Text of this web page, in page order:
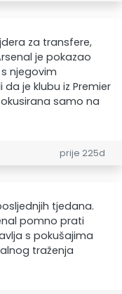
za transfere,
je pokazao
njegovim
je klubu iz Premier
samo na
prije 225d
tjedana.
pomno prati
s pokušajima
traženja